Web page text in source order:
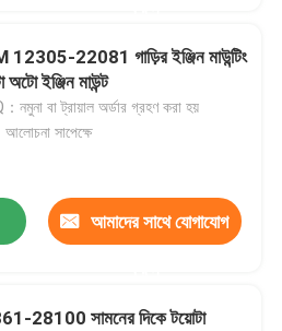
12305-22081 গাড়ির ইঞ্জিন মাউন্টিং
অটো ইঞ্জিন মাউন্ট
নমুনা বা ট্রায়াল অর্ডার গ্রহণ করা হয়
সাপেক্ষে
আমাদের সাথে যোগাযোগ
28100 সামনের দিকে টয়োটা